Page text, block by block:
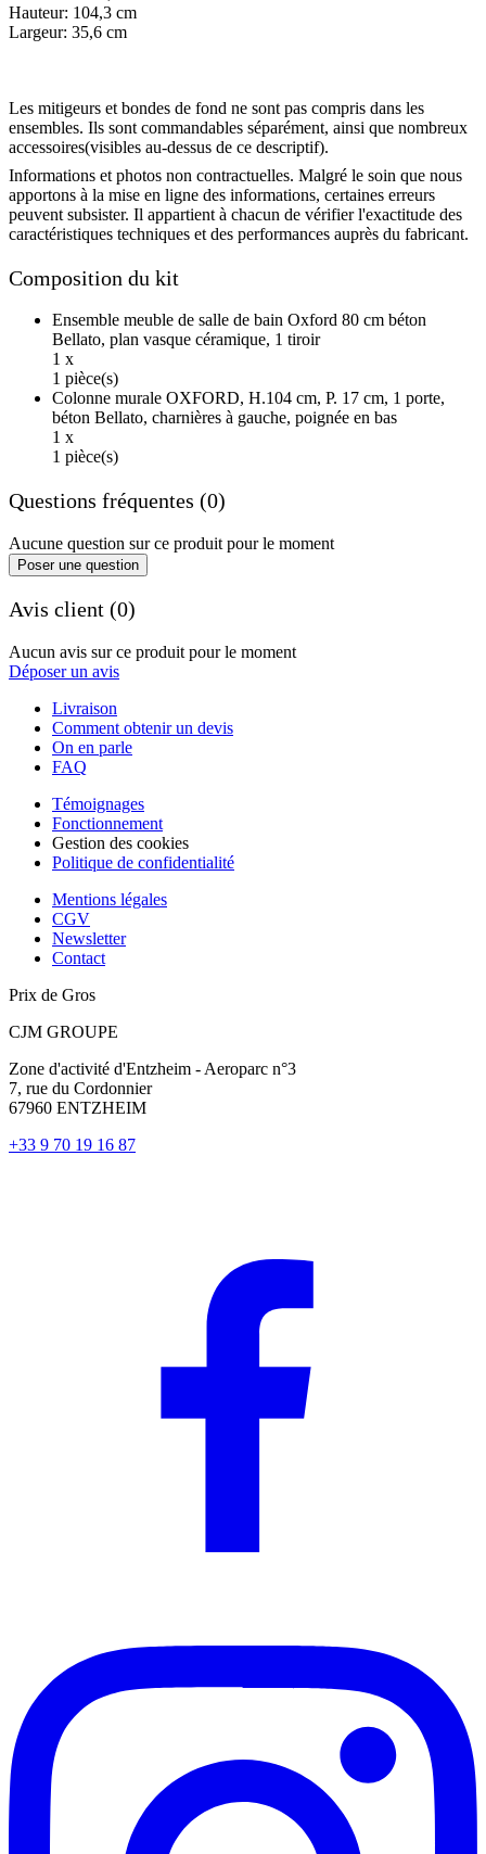
Hauteur: 104,3 cm
Largeur: 35,6 cm
Les mitigeurs et bondes de fond ne sont pas compris dans les
ensembles. Ils sont commandables séparément, ainsi que nombreux
accessoires(visibles au-dessus de ce descriptif).
Informations et photos non contractuelles. Malgré le soin que nous
apportons à la mise en ligne des informations, certaines erreurs
peuvent subsister. Il appartient à chacun de vérifier l'exactitude des
caractéristiques techniques et des performances auprès du fabricant.
Composition du kit
Ensemble meuble de salle de bain Oxford 80 cm béton
Bellato, plan vasque céramique, 1 tiroir
1 x
1 pièce(s)
Colonne murale OXFORD, H.104 cm, P. 17 cm, 1 porte,
béton Bellato, charnières à gauche, poignée en bas
1 x
1 pièce(s)
Questions fréquentes (0)
Aucune question sur ce produit pour le moment
Poser une question
Avis client (0)
Aucun avis sur ce produit pour le moment
Déposer un avis
Livraison
Comment obtenir un devis
On en parle
FAQ
Témoignages
Fonctionnement
Gestion des cookies
Politique de confidentialité
Mentions légales
CGV
Newsletter
Contact
Prix de Gros
CJM GROUPE
Zone d'activité d'Entzheim - Aeroparc n°3
7, rue du Cordonnier
67960 ENTZHEIM
+33 9 70 19 16 87